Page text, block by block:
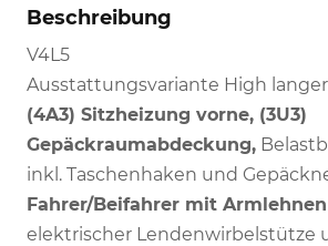
Beschreibung
V4L5
Ausstattungsvariante High
(4A3) Sitzheizung vorne, (3U3)
Gepäckraumabdeckung,
inkl. Taschenhaken und
Fahrer/Beifahrer mit Armlehnen
elektrischer Lendenwirbelstütze